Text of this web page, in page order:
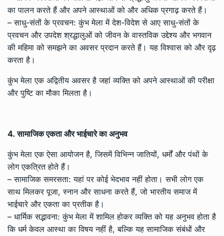
का पालन करते हैं और अपने आस्थाओं को और अधिक प्रगाढ़ करते हैं।
– साधु-संतों के प्रवचन: कुंभ मेला में देश-विदेश से आए साधु-संतों के
प्रवचन और उपदेश श्रद्धालुओं को जीवन के वास्तविक उद्देश्य और भगवान
की महिमा को समझने का अवसर प्रदान करते हैं। यह विश्वास को और दृढ़
करता है।
कुंभ मेला एक अद्वितीय अवसर है जहां व्यक्ति को अपने आस्थाओं की परीक्षा
और पुष्टि का मौका मिलता है।
4. सामाजिक एकता और भाईचारे का अनुभव
कुंभ मेला एक ऐसा आयोजन है, जिसमें विभिन्न जातियों, धर्मों और पंथों के
लोग एकत्रित होते हैं।
– सामाजिक समरसता: यहां पर कोई भेदभाव नहीं होता। सभी लोग एक
साथ मिलकर पूजा, स्नान और साधना करते हैं, जो भारतीय समाज में
भाईचारे और एकता का प्रतीक है।
– धार्मिक सद्भावना: कुंभ मेला में शामिल होकर व्यक्ति को यह अनुभव होता है
कि धर्म केवल आस्था का विषय नहीं है, बल्कि यह सामाजिक संबंधों और